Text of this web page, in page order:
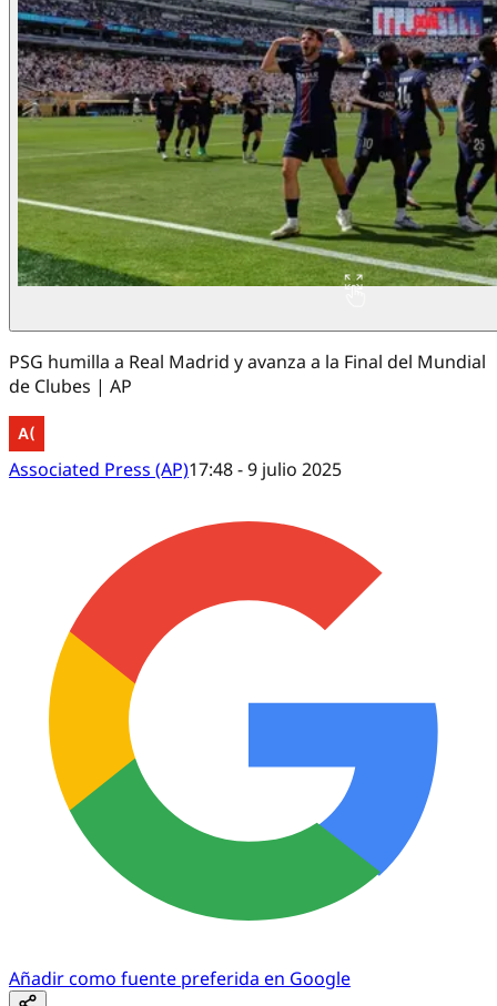
PSG humilla a Real Madrid y avanza a la Final del Mundial
de Clubes | AP
Associated Press (AP)17:48 - 9 julio 2025
Añadir como fuente preferida en Google